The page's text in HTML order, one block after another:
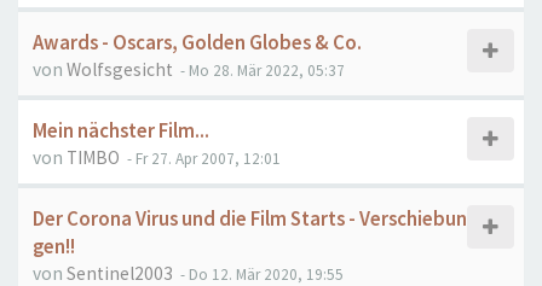
Awards - Oscars, Golden Globes & Co.
von Wolfsgesicht - Mo 28. Mär 2022, 05:37
Mein nächster Film...
von TIMBO - Fr 27. Apr 2007, 12:01
Der Corona Virus und die Film Starts - Verschiebun
gen!!
von Sentinel2003 - Do 12. Mär 2020, 19:55